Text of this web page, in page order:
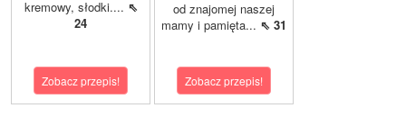
kremowy, słodki.... ⇖
24
Zobacz przepis!
od znajomej naszej
mamy i pamięta... ⇖ 31
Zobacz przepis!